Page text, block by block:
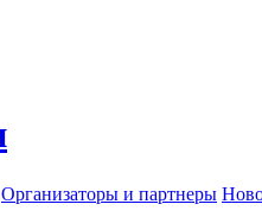
Организаторы и партнеры